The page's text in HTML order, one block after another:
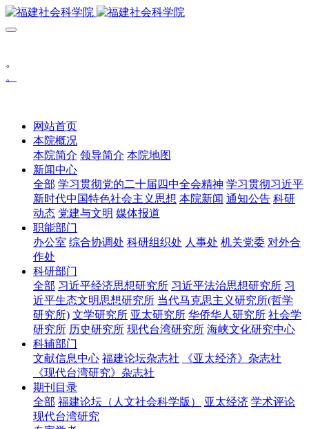
。
。
网站首页
本院概况
本院简介 领导简介 本院地图
新闻中心
全部 学习贯彻党的二十届四中全会精神 学习贯彻习近平
新时代中国特色社会主义思想 本院新闻 通知公告 科研
动态 党建与文明 媒体报道
职能部门
办公室 综合协调处 科研组织处 人事处 机关党委 对外合
作处
科研部门
全部 习近平经济思想研究所 习近平法治思想研究所 习
近平生态文明思想研究所 当代马克思主义研究所(哲学
研究所) 文学研究所 亚太研究所 华侨华人研究所 社会学
研究所 历史研究所 现代台湾研究所 海峡文化研究中心
科辅部门
文献信息中心 福建论坛杂志社
《亚太经济》杂志社
《现代台湾研究》杂志社
期刊目录
全部 福建论坛（人文社会科学版） 亚太经济 学术评论
现代台湾研究